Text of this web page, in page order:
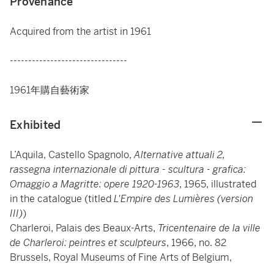
Acquired from the artist in 1961
--------------------------------
1961年購自藝術家
Exhibited
L’Aquila, Castello Spagnolo,Alternative attuali 2,
rassegna internazionale di pittura - scultura - grafica:
Omaggio a Magritte: opere 1920-1963, 1965, illustrated
in the catalogue (titledL'Empire des Lumières (version
III))
Charleroi, Palais des Beaux-Arts, Tricentenaire de la ville
de Charleroi: peintres et sculpteurs, 1966, no. 82
Brussels, Royal Museums of Fine Arts of Belgium,